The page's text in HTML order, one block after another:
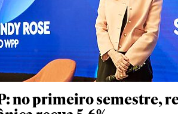
no primeiro semestre,